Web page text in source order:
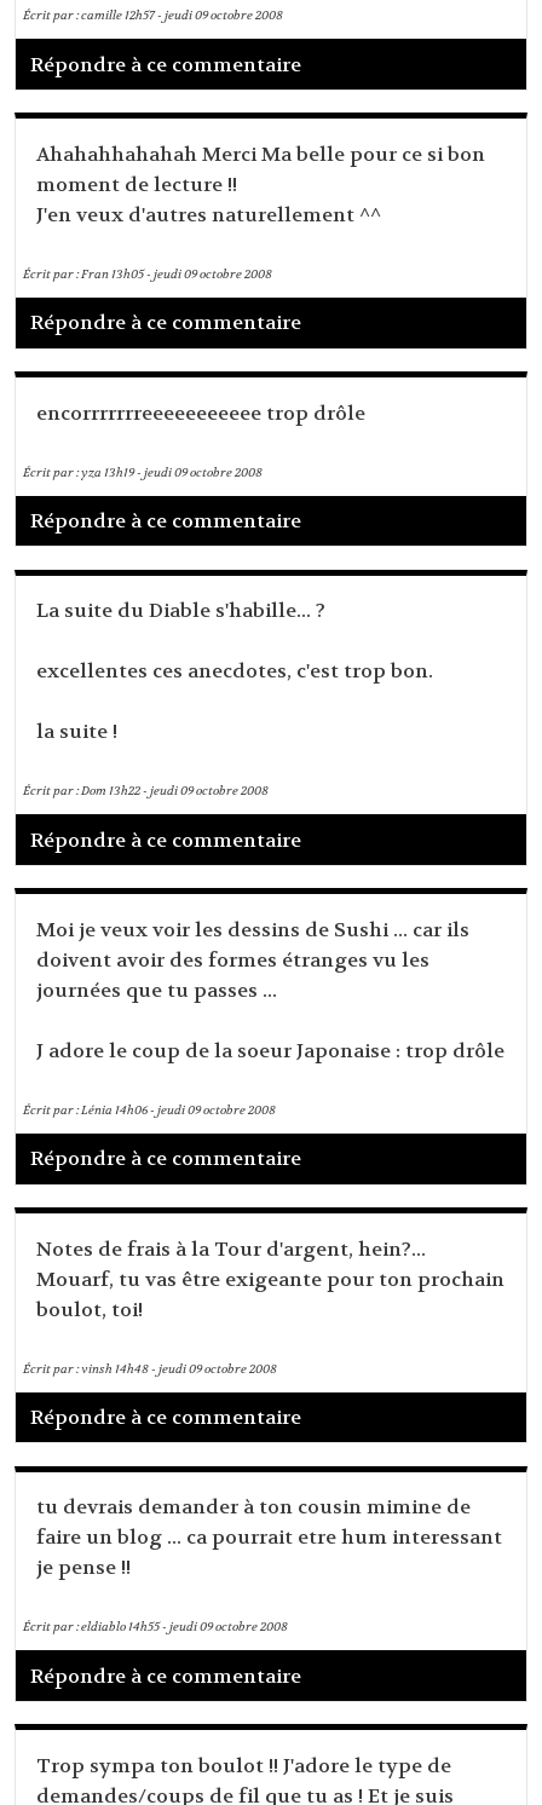
Écrit par :camille12h57-jeudi 09octobre 2008
Répondre à ce commentaire
Ahahahhahahah Merci Ma belle pour ce si bon
moment de lecture !!
J'en veux d'autres naturellement ^^
Écrit par :Fran13h05-jeudi 09octobre 2008
Répondre à ce commentaire
encorrrrrrreeeeeeeeeee trop drôle
Écrit par :yza 13h19-jeudi 09octobre 2008
Répondre à ce commentaire
La suite du Diable s'habille... ?
excellentes ces anecdotes, c'est trop bon.
la suite !
Écrit par :Dom 13h22-jeudi 09octobre 2008
Répondre à ce commentaire
Moi je veux voir les dessins de Sushi ... car ils
doivent avoir des formes étranges vu les
journées que tu passes ...
J adore le coup de la soeur Japonaise : trop drôle
Écrit par :Lénia 14h06-jeudi 09octobre 2008
Répondre à ce commentaire
Notes de frais à la Tour d'argent, hein?...
Mouarf, tu vas être exigeante pour ton prochain
boulot, toi!
Écrit par :vinsh 14h48-jeudi 09octobre 2008
Répondre à ce commentaire
tu devrais demander à ton cousin mimine de
faire un blog ... ca pourrait etre hum interessant
je pense !!
Écrit par :eldiablo14h55-jeudi 09octobre 2008
Répondre à ce commentaire
Trop sympa ton boulot !! J'adore le type de
demandes/coups de fil que tu as ! Et je suis